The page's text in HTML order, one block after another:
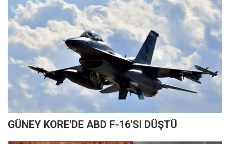
GÜNEY KORE'DE ABD F-16'SI DÜŞTÜ